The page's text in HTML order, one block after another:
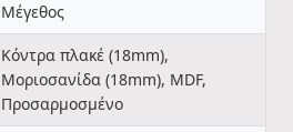
Μέγεθος
Κόντρα πλακέ (18mm),
Μοριοσανίδα (18mm), MDF,
Προσαρμοσμένο